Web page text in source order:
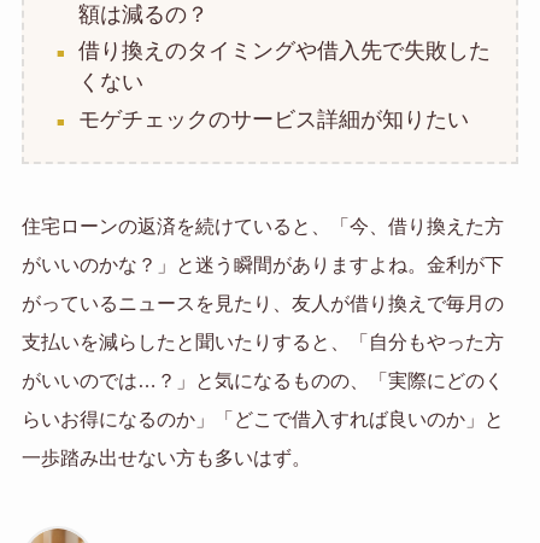
額は減るの？
借り換えのタイミングや借入先で失敗した
くない
モゲチェックのサービス詳細が知りたい
住宅ローンの返済を続けていると、「今、借り換えた方
がいいのかな？」と迷う瞬間がありますよね。金利が下
がっているニュースを見たり、友人が借り換えで毎月の
支払いを減らしたと聞いたりすると、「自分もやった方
がいいのでは…？」と気になるものの、「実際にどのく
らいお得になるのか」「どこで借入すれば良いのか」と
一歩踏み出せない方も多いはず。